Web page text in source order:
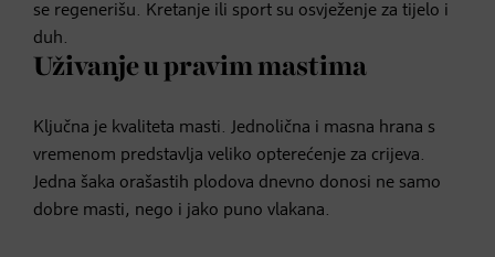
se regenerišu. Kretanje ili sport su osvježenje za tijelo i
duh.
Uživanje u pravim mastima
Ključna je kvaliteta masti. Jednolična i masna hrana s
vremenom predstavlja veliko opterećenje za crijeva.
Jedna šaka orašastih plodova dnevno donosi ne samo
dobre masti, nego i jako puno vlakana.